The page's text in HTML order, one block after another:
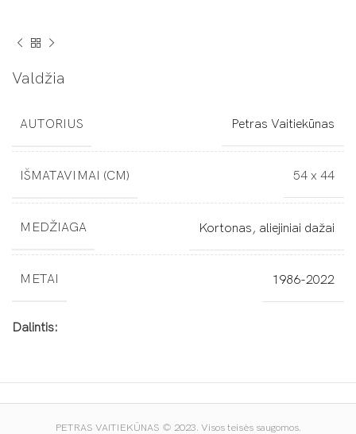
Valdžia
AUTORIUS Petras Vaitiekūnas
IŠMATAVIMAI (CM) 54 x 44
MEDŽIAGA Kortonas, aliejiniai dažai
METAI 1986-2022
Dalintis:
PETRAS VAITIEKŪNAS © 2023. Visos teisės saugomos.